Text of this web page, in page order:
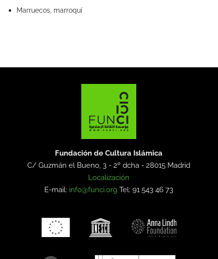
Marruecos, marroquí
Fundación de Cultura Islámica
C/ Guzmán el Bueno, 3 - 2º dcha -28015 Madrid
Localización
E-mail: info@funci.org Tel: 91 543 46 73